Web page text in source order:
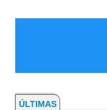
ÚLTIMAS